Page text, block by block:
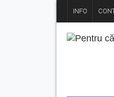
INFO